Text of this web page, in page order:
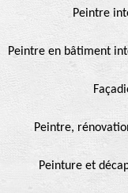
Peintre
Peintre en bâtiment
Peintre,
Peinture et